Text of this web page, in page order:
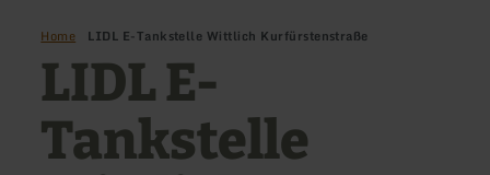
Home LIDL E-Tankstelle Wittlich Kurfürstenstraße
LIDL E-
Tankstelle